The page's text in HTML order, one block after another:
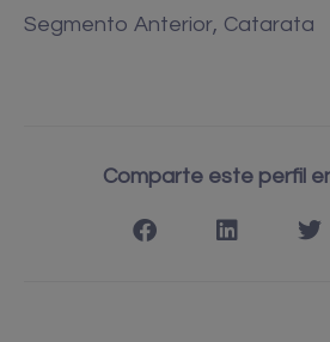
Segmento Anterior, Catarata
Comparte este perfil